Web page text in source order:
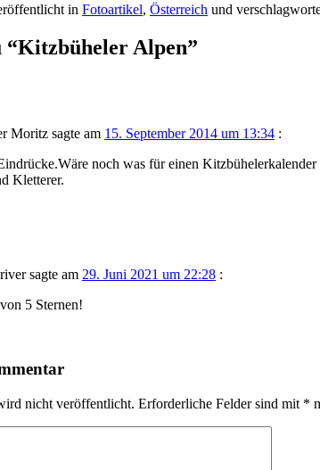
in Fotoartikel, Österreich und
“Kitzbüheler Alpen”
Moritz sagte am 15. September 2014 um 13:34 :
noch was für einen Kitzbühelerkalender
Kletterer.
sagte am 29. Juni 2021 um 22:28 :
5 Sternen!
nicht veröffentlicht. Erforderliche Felder sind mit *